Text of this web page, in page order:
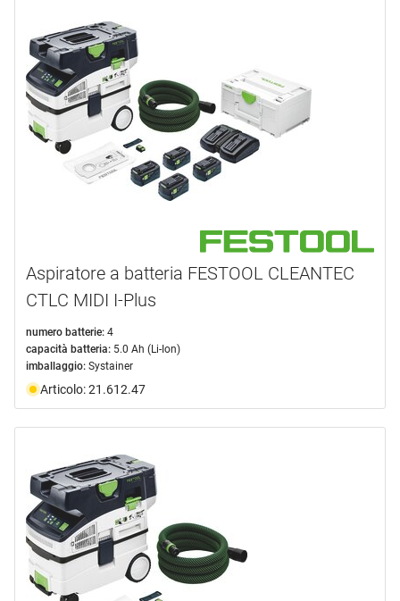
Aspiratore a batteria FESTOOL CLEANTEC
CTLC MIDI I-Plus
numero batterie: 4
capacità batteria: 5.0 Ah (Li-Ion)
imballaggio: Systainer
Articolo: 21.612.47